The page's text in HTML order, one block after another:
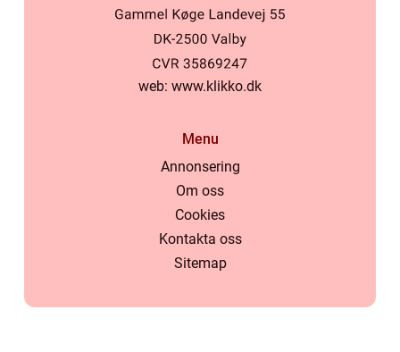
web: www.klikko.dk
Menu
Annonsering
Om oss
Cookies
Kontakta oss
Sitemap